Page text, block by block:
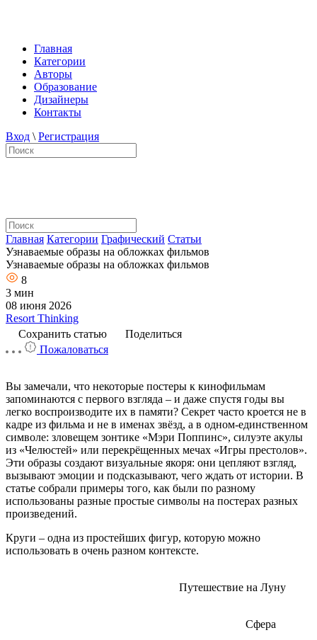
Главная
Категории
Авторы
Образование
Дизайнеры
Контакты
Вход \ Регистрация
Главная Категории Графический Статьи
Узнаваемые образы на обложках фильмов
Узнаваемые образы на обложках фильмов
8
3 мин
08 июня 2026
Resort Thinking
Сохранить статью
Поделиться
Пожаловаться
Вы замечали, что некоторые постеры к кинофильмам
запоминаются с первого взгляда – и даже спустя годы вы
легко воспроизводите их в памяти? Секрет часто кроется не в
кадре из фильма и не в именах звёзд, а в одном‑единственном
символе: зловещем зонтике «Мэри Поппинс», силуэте акулы
из «Челюстей» или перекрёщенных мечах «Игры престолов».
Эти образы создают визуальные якоря: они цепляют взгляд,
вызывают эмоции и подсказывают, чего ждать от истории. В
статье собрали примеры того, как были по разному
использованы разные простые символы на постерах разных
произведений.
Круги – одна из простейших фигур, которую можно
использовать в очень разном контексте.
Путешествие на Луну
Сфера